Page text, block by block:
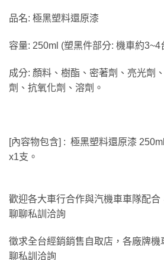
品名: 極黑塑料還原漆
容量: 250ml (塑黑件部分: 機車約3~4
成分: 顏料、樹酯、密著劑、亮光劑
劑、抗氧化劑、溶劑。
[內容物包含] : 極黑塑料還原漆
x1支。
歡迎各大車行合作與汽機車車隊配合
聊聊私訓洽詢
徵求全台經銷銷售自取店，各廠牌機
聊私訓洽詢